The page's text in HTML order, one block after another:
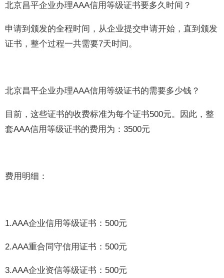
北京昌平企业办理AAA信用等级证书要多久时间？
申请到颁发的全程时间，从企业提交申请开始，直到颁发
证书，整个过程一共需要7天时间。
北京昌平企业办理AAA信用等级证书的需要多少钱？
目前，这些证书的收费标准为每个证书500元。因此，整
套AAA信用等级证书的费用为：3500元
费用明细：
1.AAA企业信用等级证书：500元
2.AAA重合同守信用证书：500元
3.AAA企业资信等级证书：500元